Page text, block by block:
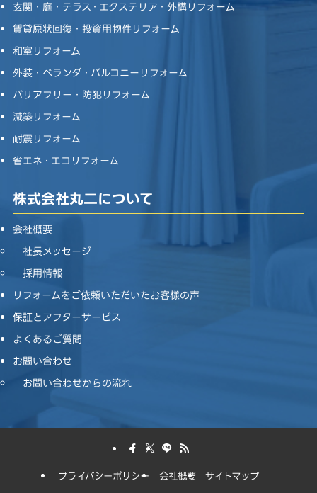
玄関・庭・テラス・エクステリア・外構リフォーム
賃貸原状回復・投資用物件リフォーム
和室リフォーム
外装・ベランダ・バルコニーリフォーム
バリアフリー・防犯リフォーム
減築リフォーム
耐震リフォーム
省エネ・エコリフォーム
株式会社丸二について
会社概要
社長メッセージ
採用情報
リフォームをご依頼いただいたお客様の声
保証とアフターサービス
よくあるご質問
お問い合わせ
お問い合わせからの流れ
プライバシーポリシー 会社概要 サイトマップ